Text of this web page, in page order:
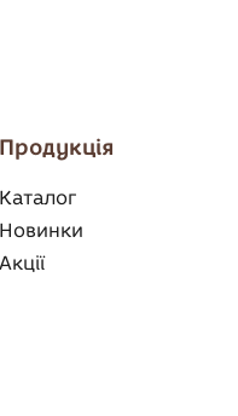
Продукція
Каталог
Новинки
Акції